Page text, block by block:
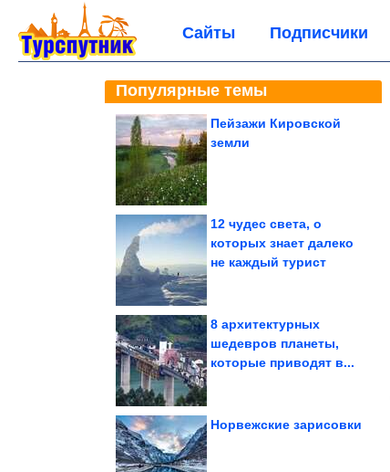
Сайты Подписчики
Популярные темы
Пейзажи Кировской
земли
12 чудес света, о
которых знает далеко
не каждый турист
8 архитектурных
шедевров планеты,
которые приводят в...
Норвежские зарисовки